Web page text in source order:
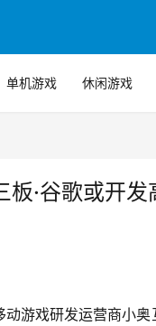
单机游戏 休闲游戏
板·谷歌或开
游戏研发运营商小